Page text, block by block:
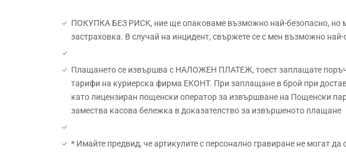
ПОКУПКА БЕЗ РИСК, ние ще опаковаме възможно най-безопасно, но
застраховка. В случай на инцидент, свържете се с мен възможно
Плащането се извършва с НАЛОЖЕН ПЛАТЕЖ, тоест заплащате
тарифи на куриерска фирма ЕКОНТ. При заплащане в брой при
като лицензиран пощенски оператор за извършване на Пощенски
замества касова бележка в доказателство за извършеното плащане
* Имайте предвид, че артикулите с персонално гравиране не могат